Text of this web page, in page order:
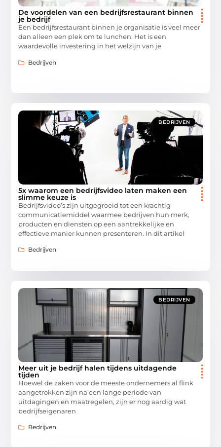
De voordelen van een bedrijfsrestaurant binnen
je bedrijf
Een bedrijfsrestaurant binnen je organisatie is veel meer
dan alleen een plek om te lunchen. Het is een
waardevolle investering in het welzijn van je
Bedrijven
BEDRIJVEN
5x waarom een bedrijfsvideo laten maken een
slimme keuze is
Bedrijfsvideo’s zijn uitgegroeid tot een krachtig
communicatiemiddel waarmee bedrijven hun merk,
producten en diensten op een aantrekkelijke en
effectieve manier kunnen presenteren. In dit artikel
Bedrijven
BEDRIJVEN
Meer uit je bedrijf halen tijdens uitdagende
tijden
Hoewel de zaken voor de meeste ondernemers al flink
aangetrokken zijn na een lange periode van
uitdagingen en maatregelen, zijn er nog aardig wat
bedrijfseigenaren
Bedrijven